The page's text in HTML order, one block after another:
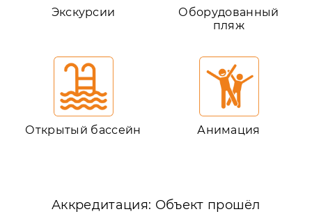
Экскурсии
Оборудованный
пляж
Открытый бассейн Анимация
Аккредитация: Объект прошёл